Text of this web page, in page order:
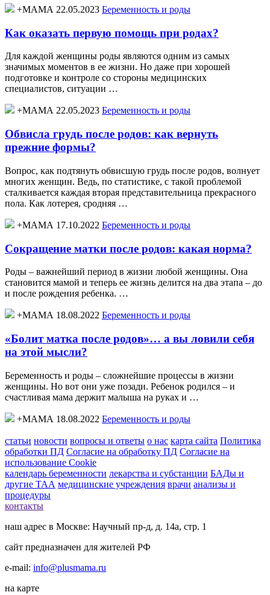
+МАМА 22.05.2023 Беременность и роды
Как оказать первую помощь при родах?
Для каждой женщины роды являются одним из самых
значимых моментов в ее жизни. Но даже при хорошей
подготовке и контроле со стороны медицинских
специалистов, ситуации …
+МАМА 22.05.2023 Беременность и роды
Обвисла грудь после родов: как вернуть
прежние формы?
Вопрос, как подтянуть обвисшую грудь после родов, волнует
многих женщин. Ведь, по статистике, с такой проблемой
сталкивается каждая вторая представительница прекрасного
пола. Как лотерея, сродняя …
+МАМА 17.10.2022 Беременность и роды
Сокращение матки после родов: какая норма?
Роды – важнейший период в жизни любой женщины. Она
становится мамой и теперь ее жизнь делится на два этапа – до
и после рождения ребенка. …
+МАМА 18.08.2022 Беременность и роды
«Болит матка после родов»… а вы ловили себя
на этой мысли?
Беременность и роды – сложнейшие процессы в жизни
женщины. Но вот они уже позади. Ребенок родился – и
счастливая мама держит малыша на руках и …
+МАМА 18.08.2022 Беременность и роды
статьи новости вопросы и ответы о нас карта сайта Политика
обработки ПД Согласие на обработку ПД Согласие на
использование Cookie
календарь беременности лекарства и субстанции БАДы и
другие ТАА медицинские учреждения врачи анализы и
процедуры
контакты
наш адрес в Москве: Научный пр-д, д. 14а, стр. 1
сайт предназначен для жителей РФ
e-mail: info@plusmama.ru
на карте